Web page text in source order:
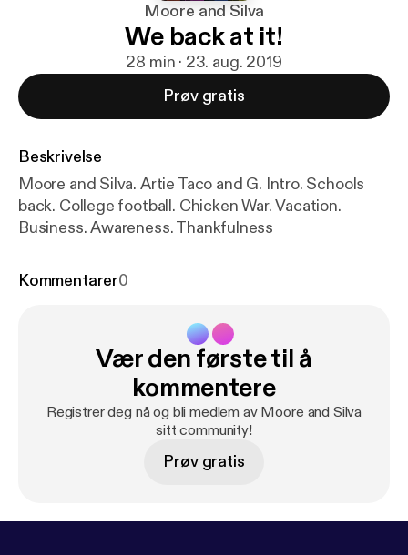
Moore and Silva
We back at it!
28 min · 23. aug. 2019
Prøv gratis
Beskrivelse
Moore and Silva. Artie Taco and G. Intro. Schools
back. College football. Chicken War. Vacation.
Business. Awareness. Thankfulness
Kommentarer0
Vær den første til å
kommentere
Registrer deg nå og bli medlem av Moore and Silva
sitt community!
Prøv gratis